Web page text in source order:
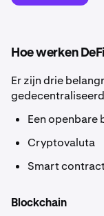
Hoe werken
Er zijn drie
Een openbare
Cryptovaluta
Smart
Blockchain